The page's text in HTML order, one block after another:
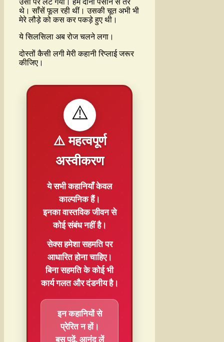
उसी पर लेट गया। हम दोनों पसीने से तर
थे। साँसें फूल रही थीं। उसकी चूत अभी भी
मेरे लौड़े को कस कर पकड़े हुए थी।
ये सिलसिला अब रोज चलने लगा।
दोस्तों कैसी लगी मेरी कहानी रिप्लाई जरूर
कीजिए।
⚠️
⚠️ महत्वपूर्ण
अस्वीकरण
ये सभी कहानियाँकेवल
काल्पनिकहैं।
इनका वास्तविक जीवन से
कोई संबंध नहीं है।
सेक्स हमेशासहमतिपर
आधारित होना चाहिए।
बिना सहमति के कोई भी
कार्य गलत और दंडनीय है।
इन कहानियों से
प्रेरित न हों।
बस पढ़ें, आनंद लें